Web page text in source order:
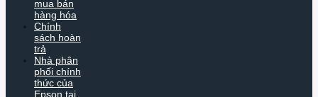
mua bán
hàng hóa
Chính
sách hoàn
trả
Nhà phân
phối chính
thức của
Epson tại